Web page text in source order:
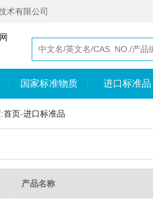
术有限公司
国家标准物质 进口标准品
首页-进口标准品
产品名称